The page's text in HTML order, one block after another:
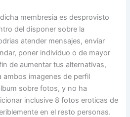
membresia es desprovisto
del disponer sobre la
atender mensajes, enviar
poner individuo o de mayor
de aumentar tus alternativas,
ambos imagenes de perfil
sobre fotos, y no ha
inclusive 8 fotos eroticas de
en el resto personas.